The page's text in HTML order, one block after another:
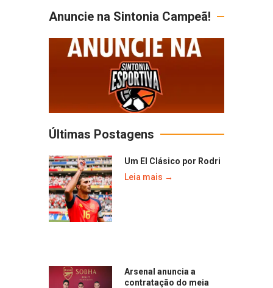
Anuncie na Sintonia Campeã!
Últimas Postagens
Um El Clásico por Rodri
Leia mais →
Arsenal anuncia a
contratação do meia